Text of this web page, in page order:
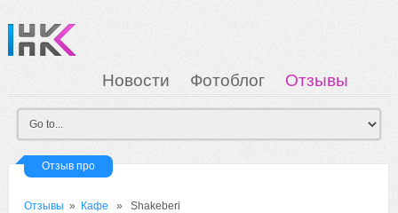
Новости Фотоблог
Отзывы
Загрузка
Мои Картинки Вход
Отзыв про
Отзывы » Кафе » Shakeberi